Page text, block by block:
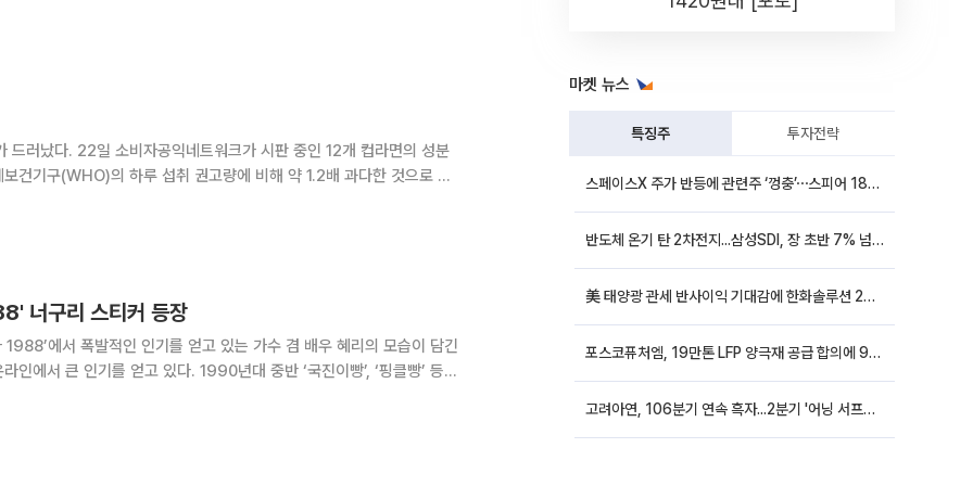
개 컵라면의 성분
건기구(WHO)의 하루 섭취 권고량에 비해 약 1.2배 과다한 것으로 나
너구리 스티커 등장
에서 폭발적인 인기를 얻고 있는 가수 겸 배우 혜리의 모습이 담긴
고 있다. 1990년대 중반 ‘국진이빵’, ‘핑클빵’ 등
마켓 뉴스
특징주 투자전략
스페이스X 주가 반등에 관련주 ‘껑충’⋯스피어 18%ㆍ에이치브이엠 12%↑
반도체 온기 탄 2차전지...삼성SDI, 장 초반 7% 넘게 껑충
美 태양광 관세 반사이익 기대감에 한화솔루션 20%대·OCI홀딩스 14%대 급등
포스코퓨처엠, 19만톤 LFP 양극재 공급 합의에 9%대 강세
고려아연, 106분기 연속 흑자...2분기 '어닝 서프라이즈'에 장 초반 12%대 강세